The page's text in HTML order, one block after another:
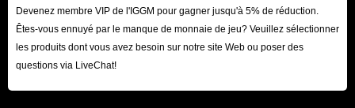
Devenez membre VIP de l'IGGM pour gagner jusqu'à 5% de réduction.
Êtes-vous ennuyé par le manque de monnaie de jeu? Veuillez sélectionner
les produits dont vous avez besoin sur notre site Web ou poser des
questions via LiveChat!